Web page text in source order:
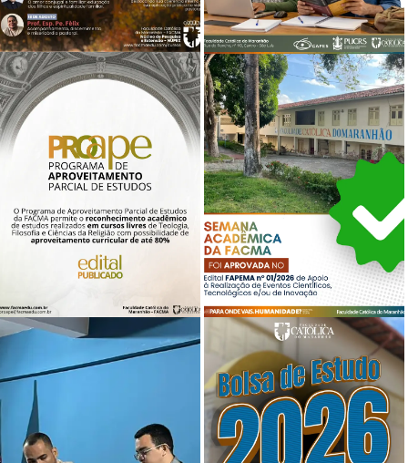
FACMA ABRE INSCRIÇÕES PARA
MINICURSO SOBRE A AMORIS
LAETITIA E OS DESADIOS DA FAMÍLIA
CRISTÃ
PUBLICADO RESULTADO FINAL DO
PROCESSO SELETIVO DE INGRESSO
NO MINTER EM FILOSOFIA
para cursos livres
SEMANA ACADÊMICA É APROVADA
EM EDITAL DA FAPEMA PARA APOIO A
EVENTOS CIENTÍFICOS